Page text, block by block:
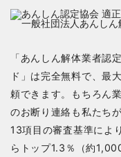
「あんしん解体業者認
ド」は完全無料で、最
頼できます。もちろん
のお断り連絡も私たち
13項目の審査基準によ
らトップ1.3％（約